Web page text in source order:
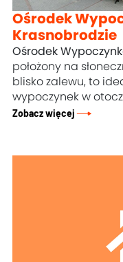
Ośrodek
Krasnobrodzie
Ośrodek
położony na
blisko zalewu, to
wypoczynek w
Zobacz więcej